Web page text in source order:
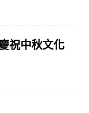
祝中秋文化